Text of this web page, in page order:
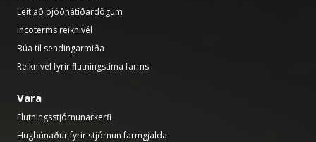
Leit að þjóðhátíðardögum
Incoterms reiknivél
Búa til sendingarmiða
Reiknivél fyrir flutningstíma farms
Vara
Flutningsstjórnunarkerfi
Hugbúnaður fyrir stjórnun farmgjalda